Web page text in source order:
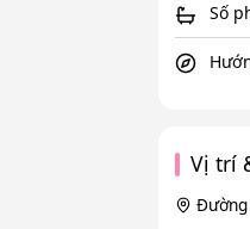
Số
Vị trí
Đường